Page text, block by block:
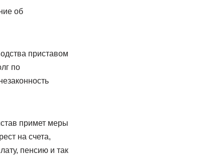
об
приставом
по
примет меры
на счета,
пенсию и так